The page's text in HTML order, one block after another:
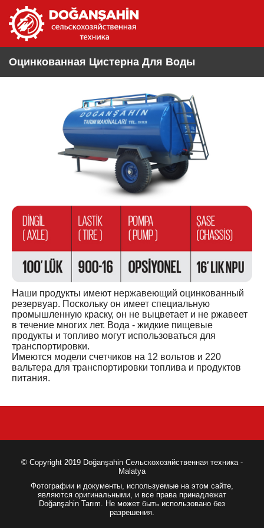
Оцинкованная Цистерна Для Воды
Наши продукты имеют нержавеющий оцинкованный
резервуар. Поскольку он имеет специальную
промышленную краску, он не выцветает и не ржавеет
в течение многих лет. Вода - жидкие пищевые
продукты и топливо могут использоваться для
транспортировки.
Имеются модели счетчиков на 12 вольтов и 220
вальтера для транспортировки топлива и продуктов
питания.
© Copyright 2019 Doğanşahin Сельскохозяйственная техника -
Malatya
Фотографии и документы, используемые на этом сайте,
являются оригинальными, и все права принадлежат
Doğanşahin Tarım. Не может быть использовано без
разрешения.